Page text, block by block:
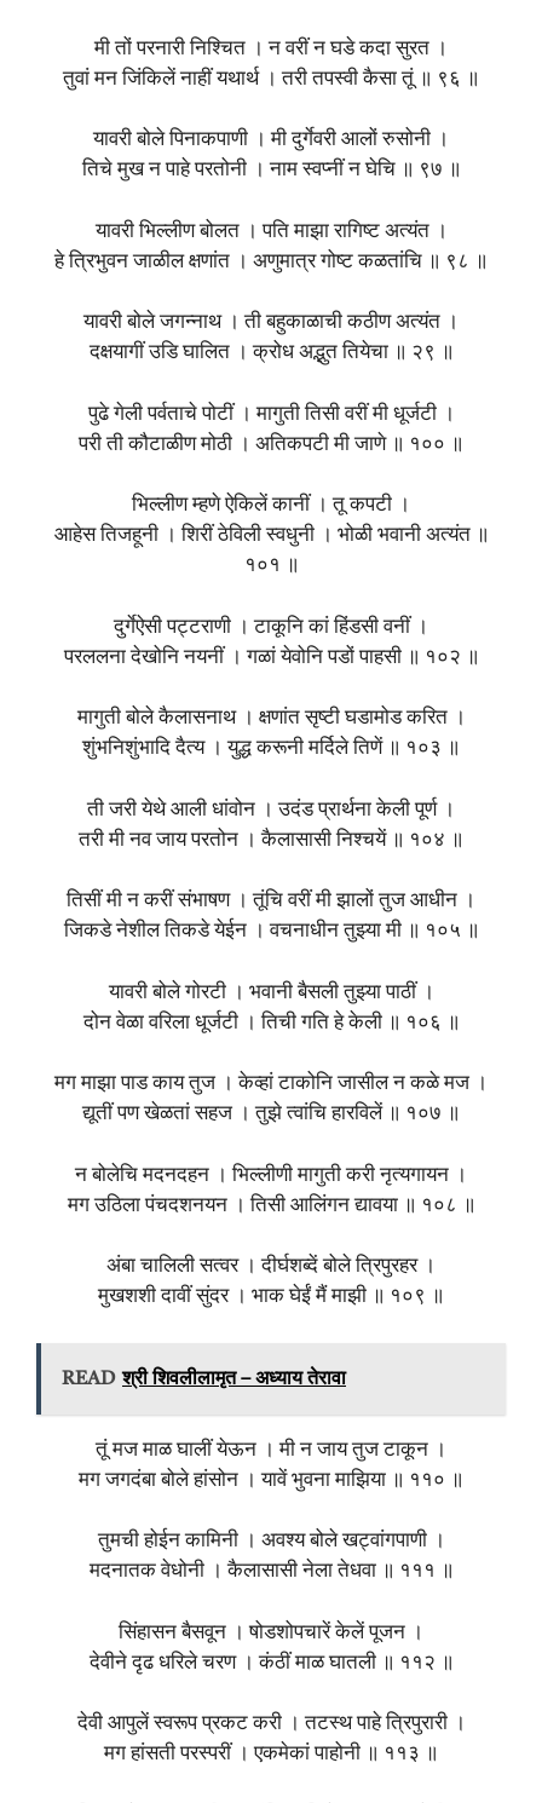
मी तों परनारी निश्चित । न वरीं न घडे कदा सुरत ।
तुवां मन जिंकिलें नाहीं यथार्थ । तरी तपस्वी कैसा तूं ॥ ९६ ॥
यावरी बोले पिनाकपाणी । मी दुर्गेवरी आलों रुसोनी ।
तिचे मुख न पाहे परतोनी । नाम स्वप्नीं न घेचि ॥ ९७ ॥
यावरी भिल्लीण बोलत । पति माझा रागिष्ट अत्यंत ।
हे त्रिभुवन जाळील क्षणांत । अणुमात्र गोष्ट कळतांचि ॥ ९८ ॥
यावरी बोले जगन्नाथ । ती बहुकाळाची कठीण अत्यंत ।
दक्षयागीं उडि घालित । क्रोध अद्भुत तियेचा ॥ २९ ॥
पुढे गेली पर्वताचे पोटीं । मागुती तिसी वरीं मी धूर्जटी ।
परी ती कौटाळीण मोठी । अतिकपटी मी जाणे ॥ १०० ॥
भिल्लीण म्हणे ऐकिलें कानीं । तू कपटी ।
आहेस तिजहूनी । शिरीं ठेविली स्वधुनी । भोळी भवानी अत्यंत ॥
१०१ ॥
दुर्गेऐसी पट्टराणी । टाकूनि कां हिंडसी वनीं ।
परललना देखोनि नयनीं । गळां येवोनि पडों पाहसी ॥ १०२ ॥
मागुती बोले कैलासनाथ । क्षणांत सृष्टी घडामोड करित ।
शुंभनिशुंभादि दैत्य । युद्ध करूनी मर्दिले तिणें ॥ १०३ ॥
ती जरी येथे आली धांवोन । उदंड प्रार्थना केली पूर्ण ।
तरी मी नव जाय परतोन । कैलासासी निश्चयें ॥ १०४ ॥
तिसीं मी न करीं संभाषण । तूंचि वरीं मी झालों तुज आधीन ।
जिकडे नेशील तिकडे येईन । वचनाधीन तुझ्या मी ॥ १०५ ॥
यावरी बोले गोरटी । भवानी बैसली तुझ्या पाठीं ।
दोन वेळा वरिला धूर्जटी । तिची गति हे केली ॥ १०६ ॥
मग माझा पाड काय तुज । केव्हां टाकोनि जासील न कळे मज ।
द्यूतीं पण खेळतां सहज । तुझे त्वांचि हारविलें ॥ १०७ ॥
न बोलेचि मदनदहन । भिल्लीणी मागुती करी नृत्यगायन ।
मग उठिला पंचदशनयन । तिसी आलिंगन द्यावया ॥ १०८ ॥
अंबा चालिली सत्वर । दीर्घशब्दें बोले त्रिपुरहर ।
मुखशशी दावीं सुंदर । भाक घेईं मैं माझी ॥ १०९ ॥
READ श्री शिवलीलामृत – अध्याय तेरावा
तूं मज माळ घालीं येऊन । मी न जाय तुज टाकून ।
मग जगदंबा बोले हांसोन । यावें भुवना माझिया ॥ ११० ॥
तुमची होईन कामिनी । अवश्य बोले खट्वांगपाणी ।
मदनातक वेधोनी । कैलासासी नेला तेधवा ॥ १११ ॥
सिंहासन बैसवून । षोडशोपचारें केलें पूजन ।
देवीने दृढ धरिले चरण । कंठीं माळ घातली ॥ ११२ ॥
देवी आपुलें स्वरूप प्रकट करी । तटस्थ पाहे त्रिपुरारी ।
मग हांसती परस्परीं । एकमेकां पाहोनी ॥ ११३ ॥